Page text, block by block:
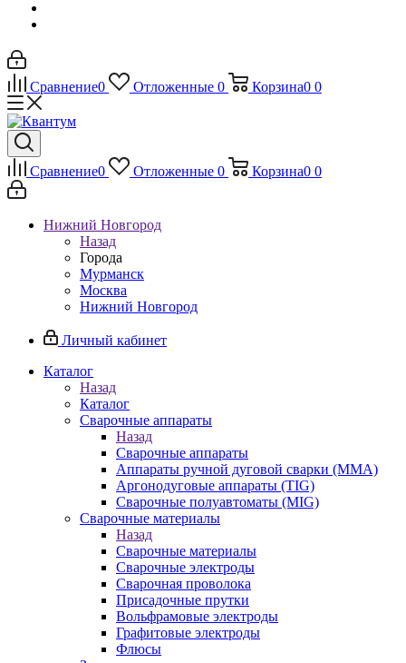
Сравнение0 Отложенные 0 Корзина0 0
Сравнение0 Отложенные 0 Корзина0 0
Нижний Новгород
Назад
Города
Мурманск
Москва
Нижний Новгород
Личный кабинет
Каталог
Назад
Каталог
Сварочные аппараты
Назад
Сварочные аппараты
Аппараты ручной дуговой сварки (MMA)
Аргонодуговые аппараты (TIG)
Сварочные полуавтоматы (MIG)
Сварочные материалы
Назад
Сварочные материалы
Сварочные электроды
Сварочная проволока
Присадочные прутки
Вольфрамовые электроды
Графитовые электроды
Флюсы